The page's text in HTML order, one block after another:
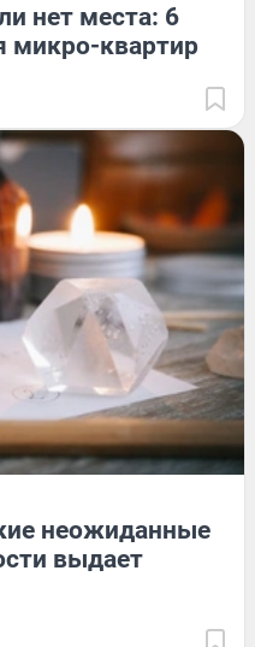
нет места: 6
микро-квартир
неожиданные
выдает